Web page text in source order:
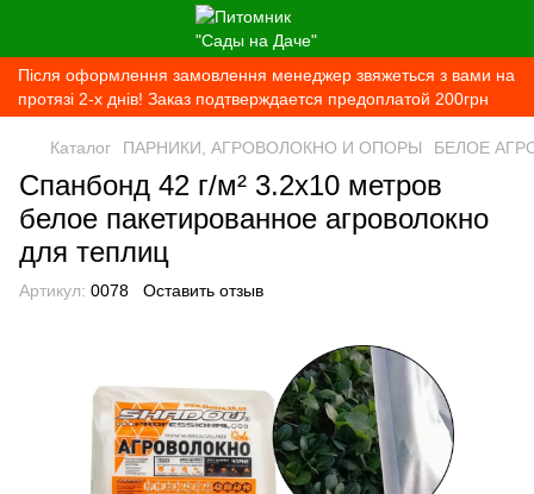
Після оформлення замовлення менеджер звяжеться з вами на
протязі 2-х днів! Заказ подтверждается предоплатой 200грн
Каталог ПАРНИКИ, АГРОВОЛОКНО И ОПОРЫ БЕЛОЕ
Спанбонд 42 г/м² 3.2х10 метров
белое пакетированное агроволокно
для теплиц
Артикул: 0078 Оставить отзыв